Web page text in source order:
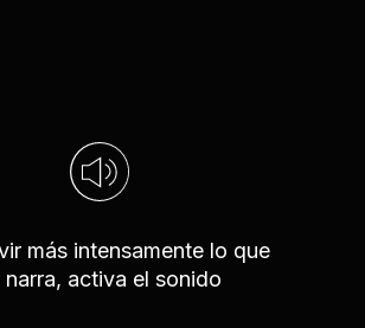
más intensamente lo que
narra, activa el sonido